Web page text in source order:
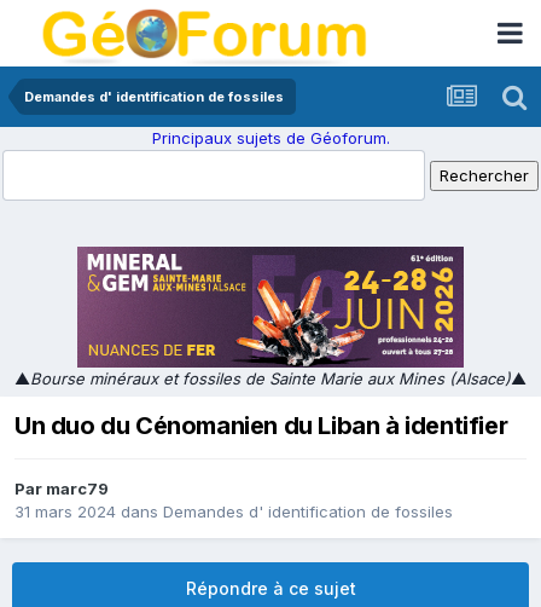
Demandes d' identification de fossiles
Principaux sujets de Géoforum.
▲Bourse minéraux et fossiles de Sainte Marie aux Mines (Alsace)▲
Un duo du Cénomanien du Liban à identifier
Par marc79
31 mars 2024 dans Demandes d' identification de fossiles
Répondre à ce sujet